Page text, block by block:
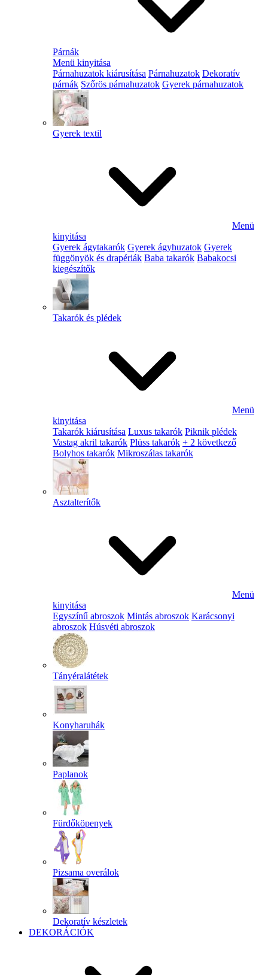
Párnák
Menü kinyitása
Párnahuzatok kiárusítása Párnahuzatok Dekoratív
párnák Szőrös párnahuzatok Gyerek párnahuzatok
Gyerek textil
Menü
kinyitása
Gyerek ágytakarók Gyerek ágyhuzatok Gyerek
függönyök és drapériák Baba takarók Babakocsi
kiegészítők
Takarók és plédek
Menü
kinyitása
Takarók kiárusítása Luxus takarók Piknik plédek
Vastag akril takarók Plüss takarók + 2 következő
Bolyhos takarók Mikroszálas takarók
Asztalterítők
Menü
kinyitása
Egyszínű abroszok Mintás abroszok Karácsonyi
abroszok Húsvéti abroszok
Tányéralátétek
Konyharuhák
Paplanok
Fürdőköpenyek
Pizsama overálok
Dekoratív készletek
DEKORÁCIÓK